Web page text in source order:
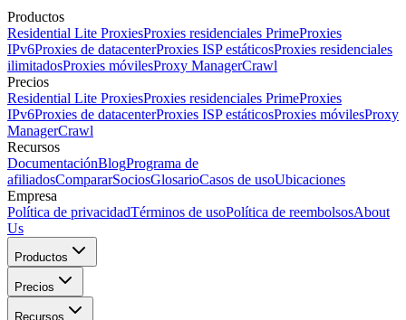
Productos
Residential Lite ProxiesProxies residenciales PrimeProxies
IPv6Proxies de datacenterProxies ISP estáticosProxies residenciales
ilimitadosProxies móvilesProxy ManagerCrawl
Precios
Residential Lite ProxiesProxies residenciales PrimeProxies
IPv6Proxies de datacenterProxies ISP estáticosProxies móvilesProxy
ManagerCrawl
Recursos
DocumentaciónBlogPrograma de
afiliadosCompararSociosGlosarioCasos de usoUbicaciones
Empresa
Política de privacidadTérminos de usoPolítica de reembolsosAbout
Us
Productos
Precios
Recursos